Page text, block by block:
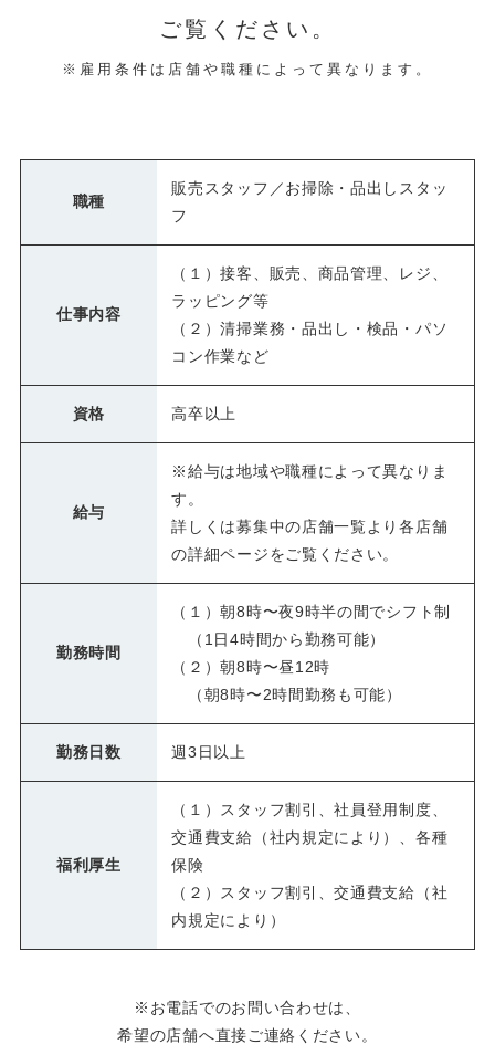
ご覧ください。
※雇用条件は店舗や職種によって異なります。
職種
販売スタッフ／お掃除・品出しスタッ
フ
仕事内容
（１）接客、販売、商品管理、レジ、
ラッピング等
（２）清掃業務・品出し・検品・パソ
コン作業など
資格 高卒以上
給与
※給与は地域や職種によって異なりま
す。
詳しくは募集中の店舗一覧より各店舗
の詳細ページをご覧ください。
勤務時間
（１）朝8時〜夜9時半の間でシフト制
（1日4時間から勤務可能）
（２）朝8時〜昼12時
（朝8時〜2時間勤務も可能）
勤務日数 週3日以上
福利厚生
（１）スタッフ割引、社員登用制度、
交通費支給（社内規定により）、各種
保険
（２）スタッフ割引、交通費支給（社
内規定により）
※お電話でのお問い合わせは、
希望の店舗へ直接ご連絡ください。